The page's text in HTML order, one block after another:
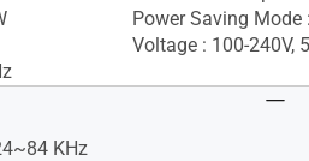
Power Saving Mode
Voltage : 100-240V,
KHz